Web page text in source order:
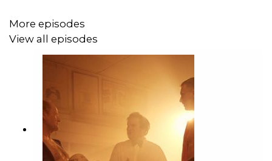
More episodes
View all episodes